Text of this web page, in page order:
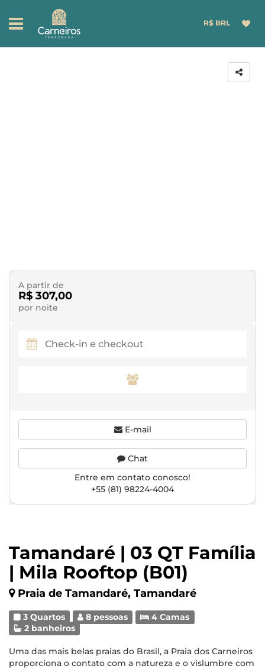
R$ BRL
Tamandaré | 03 QT Família
| Mila Rooftop (B01)
Praia de Tamandaré, Tamandaré
3 Quartos 8 pessoas
4 Camas
2 banheiros
Uma das mais belas praias do Brasil, a Praia dos Carneiros
proporciona o contato com a natureza e o vislumbre com
A partir de
R$ 307,00
por noite
E-mail
Chat
Entre em contato conosco!
+55 (81) 98224-4004